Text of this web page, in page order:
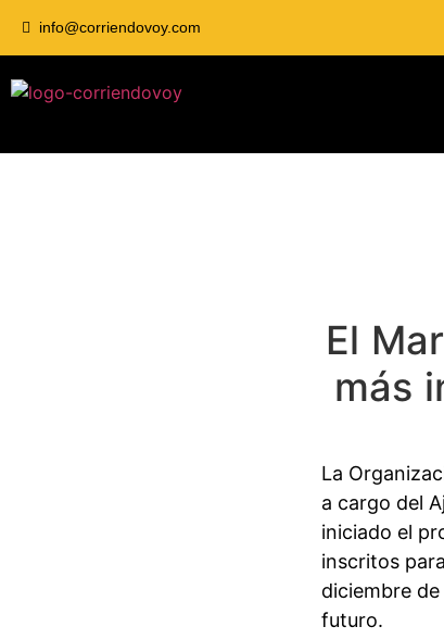
info@corriendovoy.com
El
más
La
a cargo del
iniciado el
inscritos
diciembre
futuro.